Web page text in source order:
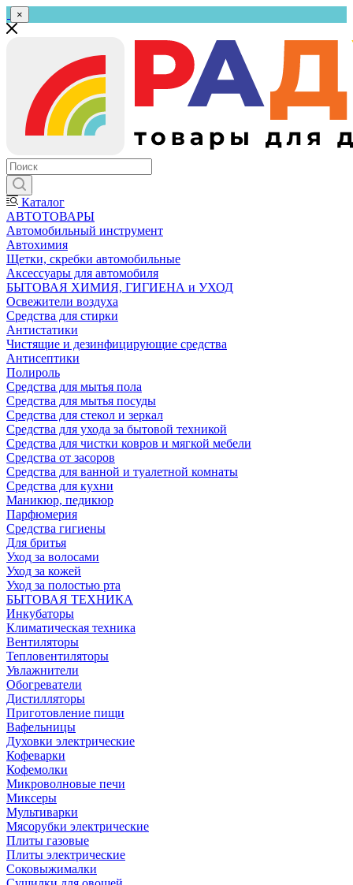
×
Каталог
АВТОТОВАРЫ
Автомобильный инструмент
Автохимия
Щетки, скребки автомобильные
Аксессуары для автомобиля
БЫТОВАЯ ХИМИЯ, ГИГИЕНА и УХОД
Освежители воздуха
Средства для стирки
Антистатики
Чистящие и дезинфицирующие средства
Антисептики
Полироль
Средства для мытья пола
Средства для мытья посуды
Средства для стекол и зеркал
Средства для ухода за бытовой техникой
Средства для чистки ковров и мягкой мебели
Средства от засоров
Средства для ванной и туалетной комнаты
Средства для кухни
Маникюр, педикюр
Парфюмерия
Средства гигиены
Для бритья
Уход за волосами
Уход за кожей
Уход за полостью рта
БЫТОВАЯ ТЕХНИКА
Инкубаторы
Климатическая техника
Вентиляторы
Тепловентиляторы
Увлажнители
Обогреватели
Дистилляторы
Приготовление пищи
Вафельницы
Духовки электрические
Кофеварки
Кофемолки
Микроволновые печи
Миксеры
Мультиварки
Мясорубки электрические
Плиты газовые
Плиты электрические
Соковыжималки